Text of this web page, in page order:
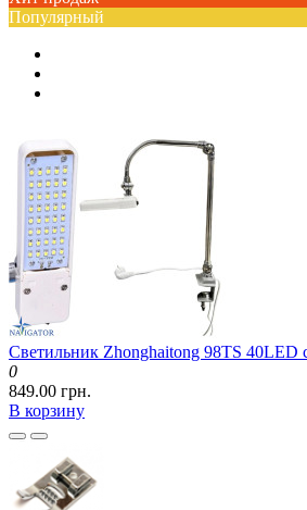
Популярный
Светильник Zhonghaitong 98TS 40LED
0
849.00 грн.
В корзину